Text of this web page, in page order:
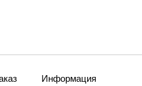
Информация